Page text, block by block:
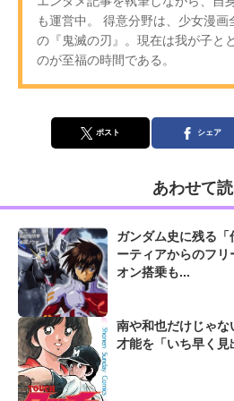
も運営中。 得意分野は、少女漫画
の『鬼滅の刃』。現在は我が子と
のが至福の時間である。
ポスト シェア
あわせて
ガンダム史に残る「
ーティアからのフ
オン搭乗も...
南や和也だけじゃ
才能を「いち早く見